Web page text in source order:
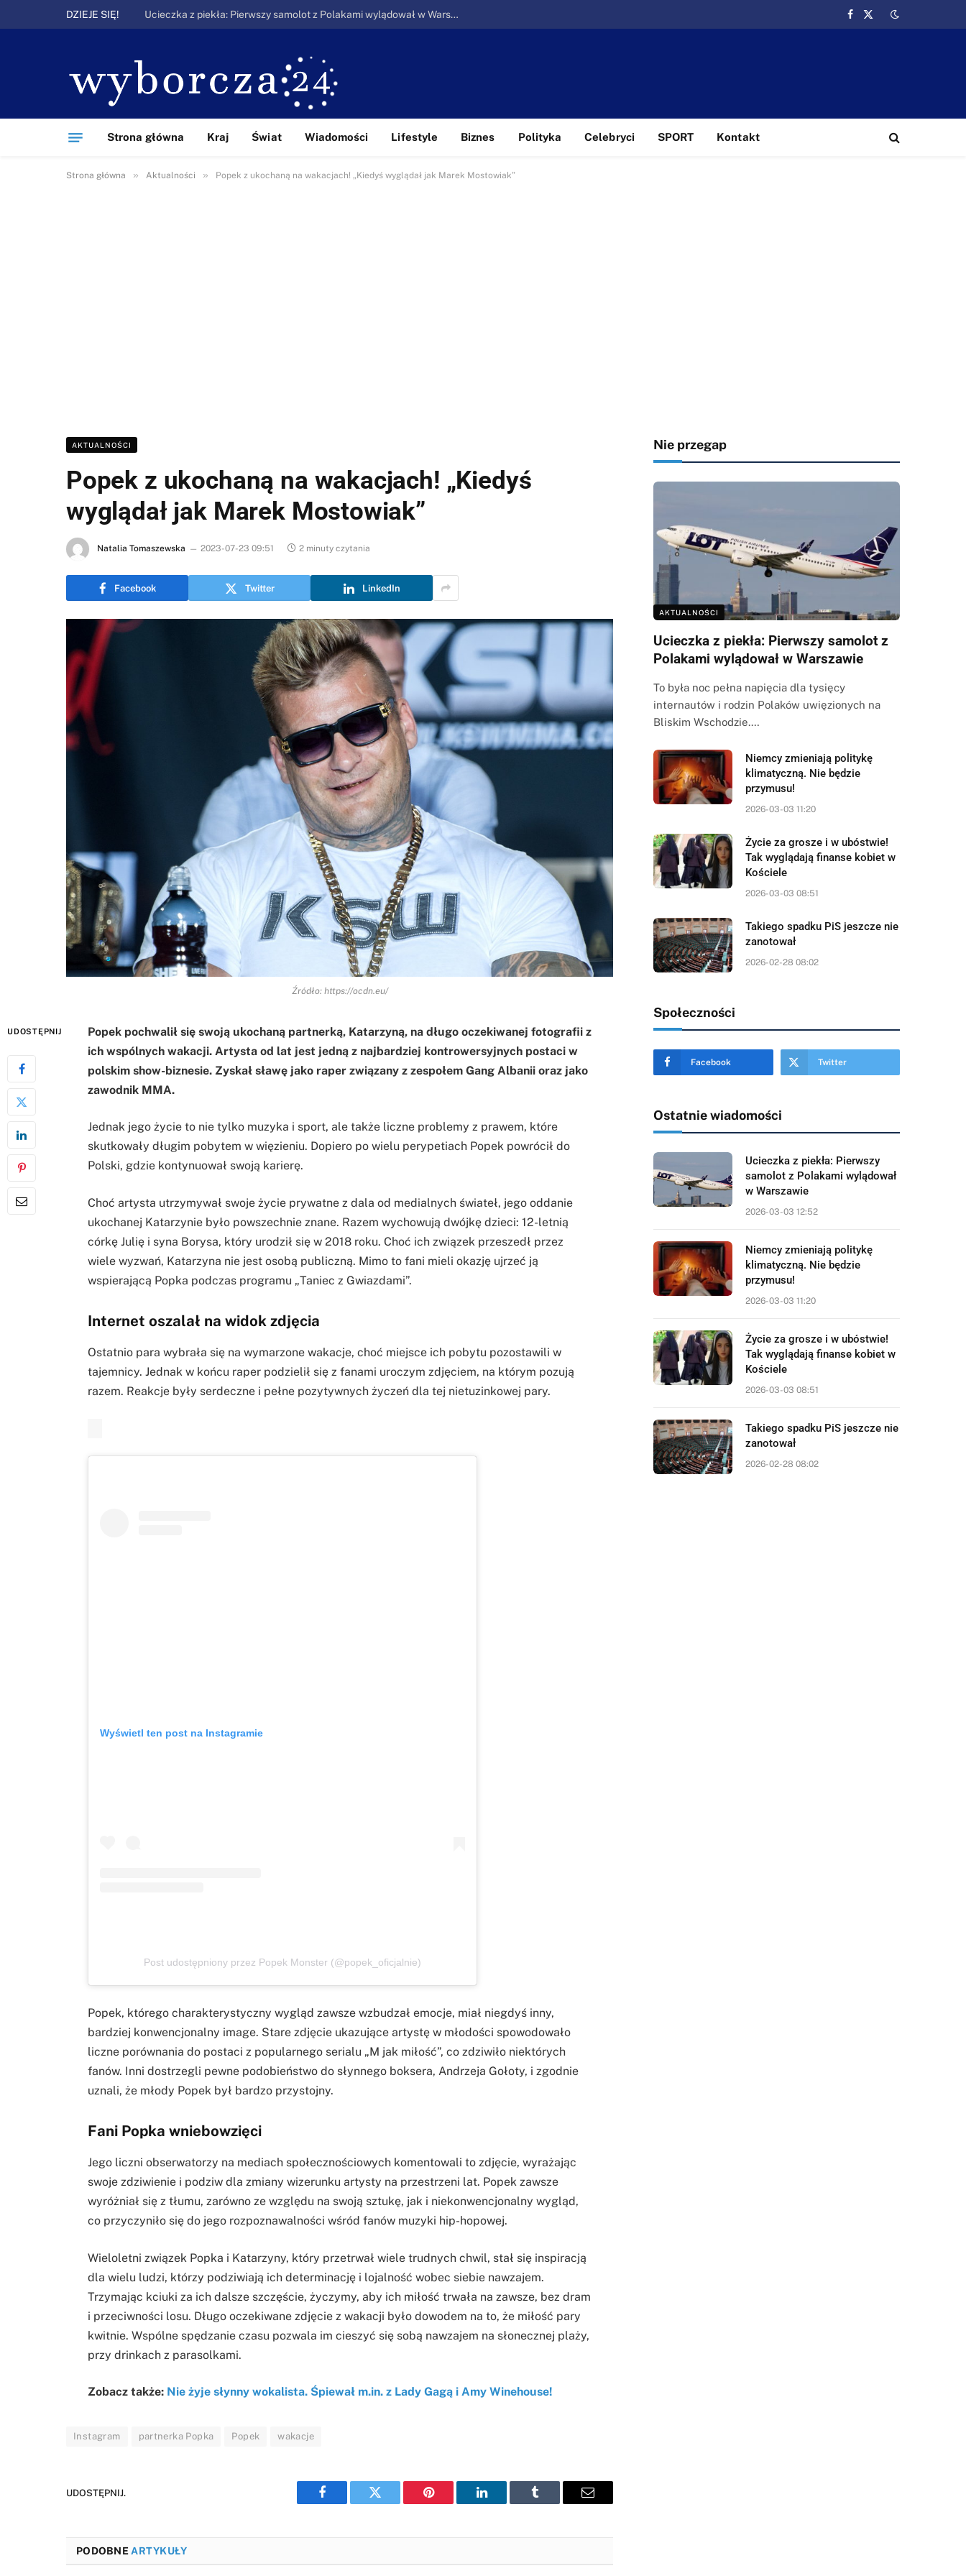
DZIEJE SIĘ! Ucieczka z piekła: Pierwszy samolot z Polakami wylądował w Warszawie
Facebook
X
Strona główna Kraj Świat Wiadomości Lifestyle Biznes Polityka Celebryci SPORT Kontakt
Strona główna » Aktualności » Popek z ukochaną na wakacjach! „Kiedyś wyglądał jak Marek Mostowiak”
AKTUALNOŚCI
Popek z ukochaną na wakacjach! „Kiedyś
wyglądał jak Marek Mostowiak”
Natalia Tomaszewska 2023-07-23 09:51 2 minuty czytania
Facebook Twitter LinkedIn
Źródło: https://ocdn.eu/
UDOSTĘPNIJ
Popek pochwalił się swoją ukochaną partnerką, Katarzyną, na długo oczekiwanej fotografii z
ich wspólnych wakacji. Artysta od lat jest jedną z najbardziej kontrowersyjnych postaci w
polskim show-biznesie. Zyskał sławę jako raper związany z zespołem Gang Albanii oraz jako
zawodnik MMA.
Jednak jego życie to nie tylko muzyka i sport, ale także liczne problemy z prawem, które
skutkowały długim pobytem w więzieniu. Dopiero po wielu perypetiach Popek powrócił do
Polski, gdzie kontynuował swoją karierę.
Choć artysta utrzymywał swoje życie prywatne z dala od medialnych świateł, jego oddanie
ukochanej Katarzynie było powszechnie znane. Razem wychowują dwójkę dzieci: 12-letnią
córkę Julię i syna Borysa, który urodził się w 2018 roku. Choć ich związek przeszedł przez
wiele wyzwań, Katarzyna nie jest osobą publiczną. Mimo to fani mieli okazję ujrzeć ją
wspierającą Popka podczas programu „Taniec z Gwiazdami”.
Internet oszalał na widok zdjęcia
Ostatnio para wybrała się na wymarzone wakacje, choć miejsce ich pobytu pozostawili w
tajemnicy. Jednak w końcu raper podzielił się z fanami uroczym zdjęciem, na którym pozują
razem. Reakcje były serdeczne i pełne pozytywnych życzeń dla tej nietuzinkowej pary.
Wyświetl ten post na Instagramie
Post udostępniony przez Popek Monster (@popek_oficjalnie)
Popek, którego charakterystyczny wygląd zawsze wzbudzał emocje, miał niegdyś inny,
bardziej konwencjonalny image. Stare zdjęcie ukazujące artystę w młodości spowodowało
liczne porównania do postaci z popularnego serialu „M jak miłość”, co zdziwiło niektórych
fanów. Inni dostrzegli pewne podobieństwo do słynnego boksera, Andrzeja Gołoty, i zgodnie
uznali, że młody Popek był bardzo przystojny.
Fani Popka wniebowzięci
Jego liczni obserwatorzy na mediach społecznościowych komentowali to zdjęcie, wyrażając
swoje zdziwienie i podziw dla zmiany wizerunku artysty na przestrzeni lat. Popek zawsze
wyróżniał się z tłumu, zarówno ze względu na swoją sztukę, jak i niekonwencjonalny wygląd,
co przyczyniło się do jego rozpoznawalności wśród fanów muzyki hip-hopowej.
Wieloletni związek Popka i Katarzyny, który przetrwał wiele trudnych chwil, stał się inspiracją
dla wielu ludzi, którzy podziwiają ich determinację i lojalność wobec siebie nawzajem.
Trzymając kciuki za ich dalsze szczęście, życzymy, aby ich miłość trwała na zawsze, bez dram
i przeciwności losu. Długo oczekiwane zdjęcie z wakacji było dowodem na to, że miłość pary
kwitnie. Wspólne spędzanie czasu pozwala im cieszyć się sobą nawzajem na słonecznej plaży,
przy drinkach z parasolkami.
Zobacz także: Nie żyje słynny wokalista. Śpiewał m.in. z Lady Gagą i Amy Winehouse!
Instagram partnerka Popka Popek wakacje
UDOSTĘPNIJ.
Facebook Twitter Pinterest LinkedIn Tumblr Email
PODOBNEARTYKUŁY
Nie przegap
AKTUALNOŚCI
Ucieczka z piekła: Pierwszy samolot z
Polakami wylądował w Warszawie
To była noc pełna napięcia dla tysięcy
internautów i rodzin Polaków uwięzionych na
Bliskim Wschodzie.…
Niemcy zmieniają politykę
klimatyczną. Nie będzie
przymusu!
2026-03-03 11:20
Życie za grosze i w ubóstwie!
Tak wyglądają finanse kobiet w
Kościele
2026-03-03 08:51
Takiego spadku PiS jeszcze nie
zanotował
2026-02-28 08:02
Społeczności
Facebook Twitter
Ostatnie wiadomości
Ucieczka z piekła: Pierwszy
samolot z Polakami wylądował
w Warszawie
2026-03-03 12:52
Niemcy zmieniają politykę
klimatyczną. Nie będzie
przymusu!
2026-03-03 11:20
Życie za grosze i w ubóstwie!
Tak wyglądają finanse kobiet w
Kościele
2026-03-03 08:51
Takiego spadku PiS jeszcze nie
zanotował
2026-02-28 08:02